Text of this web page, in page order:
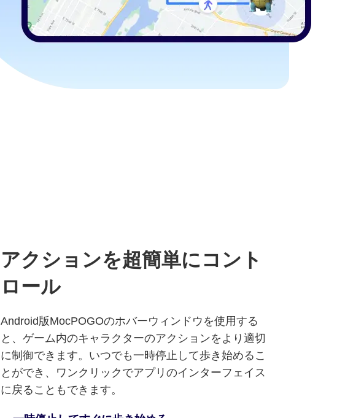
アクションを超簡単にコント
ロール
Android版MocPOGOのホバーウィンドウを使用する
と、ゲーム内のキャラクターのアクションをより適切
に制御できます。いつでも一時停止して歩き始めるこ
とができ、ワンクリックでアプリのインターフェイス
に戻ることもできます。